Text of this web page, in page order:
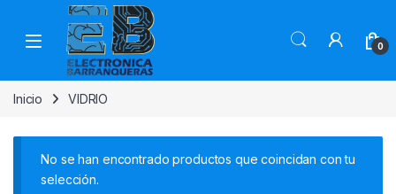
0
Inicio VIDRIO
No se han encontrado productos que coincidan con tu
selección.